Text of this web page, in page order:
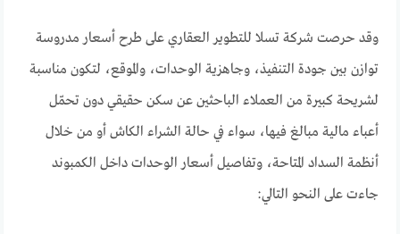
وقد حرصت شركة تسلا للتطوير العقاري على طرح أسعار مدروسة
توازن بين جودة التنفيذ، وجاهزية الوحدات، والموقع، لتكون مناسبة
لشريحة كبيرة من العملاء الباحثين عن سكن حقيقي دون تحمّل
أعباء مالية مبالغ فيها، سواء في حالة الشراء الكاش أو من خلال
أنظمة السداد المتاحة، وتفاصيل أسعار الوحدات داخل الكمبوند
جاءت على النحو التالي: